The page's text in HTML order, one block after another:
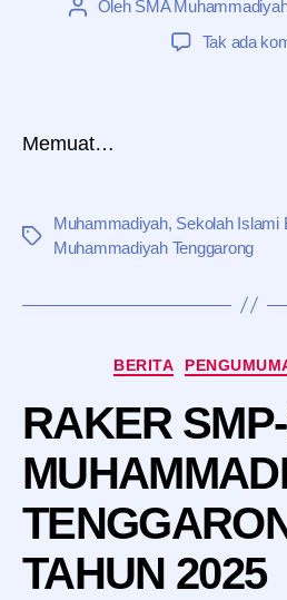
Penulis
Oleh SMA
Tak ada
Memuat…
Tag
Muhammadiyah, Sekolah Islami
Muhammadiyah Tenggarong
BERITA
RAKER
TAHUN 2025